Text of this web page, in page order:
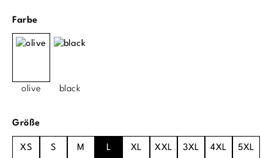
Farbeauswählen
olive black
Größeauswählen
XS S M L XL XXL 3XL 4XL 5XL